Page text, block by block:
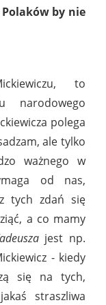
by nie
to
narodowego
polega
ale tylko
ważnego w
od nas,
tych zdań się
a co mamy
jest np.
- kiedy
się na tych,
straszliwa